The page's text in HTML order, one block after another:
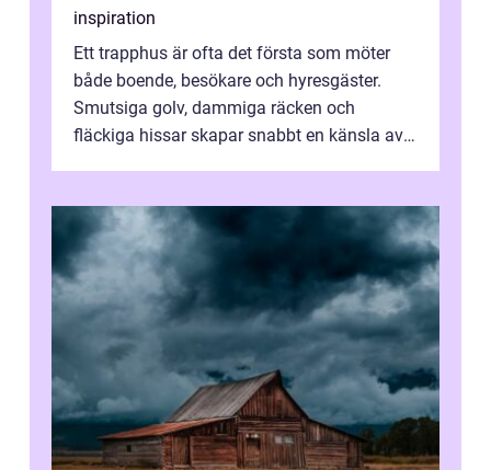
inspiration
Ett trapphus är ofta det första som möter
både boende, besökare och hyresgäster.
Smutsiga golv, dammiga räcken och
fläckiga hissar skapar snabbt en känsla av